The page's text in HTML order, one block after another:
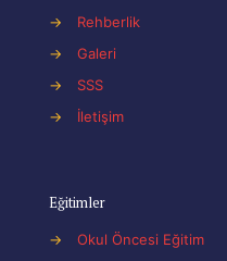
→
Rehberlik
→
Galeri
→
SSS
→
İletişim
Eğitimler
→
Okul Öncesi Eğitim